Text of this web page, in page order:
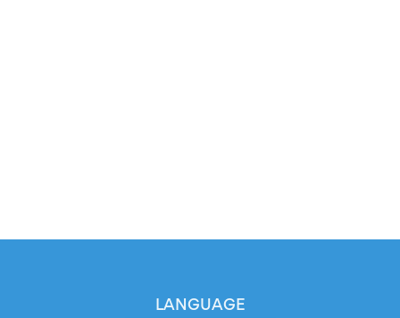
LANGUAGE